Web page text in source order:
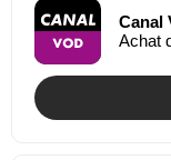
Canal
Achat